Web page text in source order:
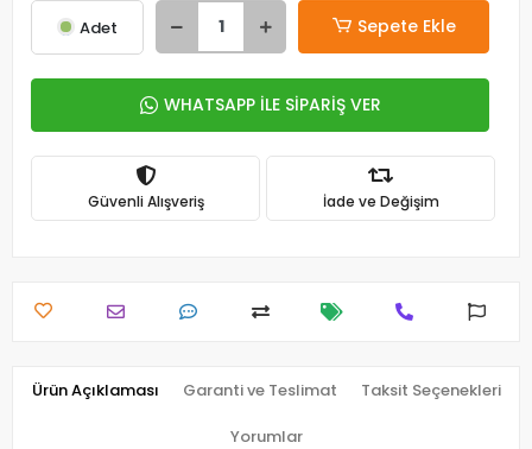
Adet Sepete Ekle
WHATSAPP İLE SİPARİŞ VER
Güvenli Alışveriş İade ve Değişim
Ürün Açıklaması Garanti ve Teslimat Taksit Seçenekleri
Yorumlar